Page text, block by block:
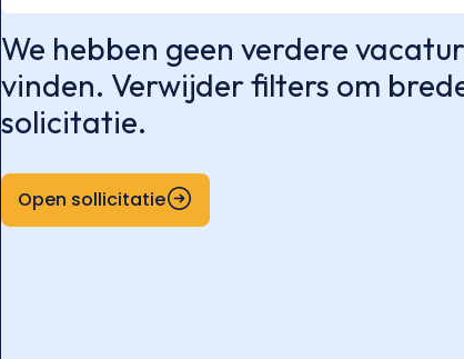
We hebben geen verdere
vinden. Verwijder filters om
solicitatie.
Open sollicitatie